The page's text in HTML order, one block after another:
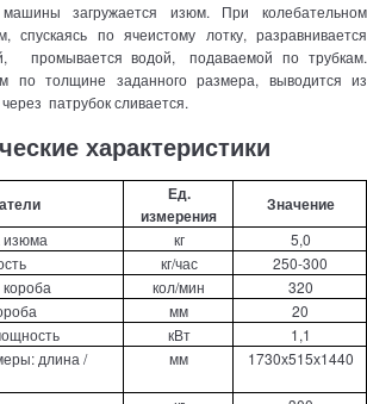
загружается изюм. При колебательном
спускаясь по ячеистому лотку, разравнивается
промывается водой, подаваемой по трубкам.
по толщине заданного размера, выводится из
патрубок сливается.
характеристики
Ед.
измерения
Значение
изюма кг
5,0
кг/час
250-300
кол/мин
320
мм
20
кВт
1,1
длина /
мм 1730х515х1440